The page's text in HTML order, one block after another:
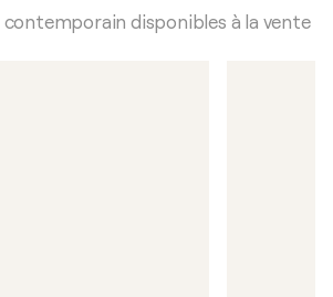
disponibles à la vente